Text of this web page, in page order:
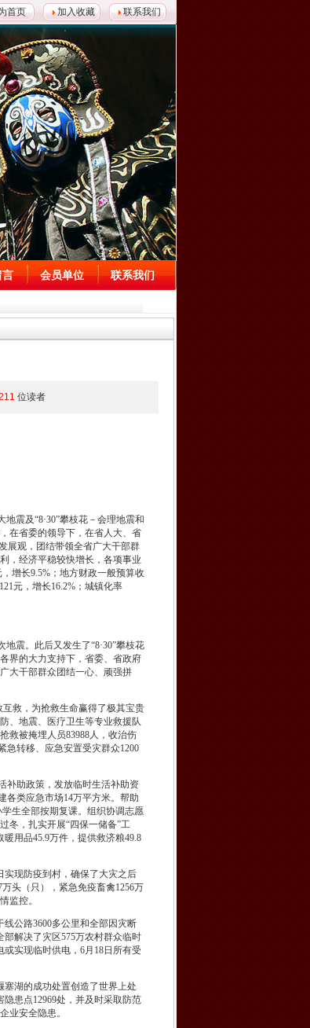
首页 加入收藏 联系我们
会员单位 联系我们
位读者
震及“8·30”攀枝花－会理地震和
在省委的领导下，在省人大、省
展观，团结带领全省广大干部群
，经济平稳较快增长，各项事业
增长9.5%；地方财政一般预算收
元，增长16.2%；城镇化率
震。此后又发生了“8·30”攀枝花
界的大力支持下，省委、省政府
大干部群众团结一心、顽强拼
救，为抢救生命赢得了极其宝贵
、地震、医疗卫生等专业救援队
救被掩埋人员83988人，收治伤
急转移、应急安置受灾群众1200
助政策，发放临时生活补助资
各类应急市场14万平方米。帮助
生全部按期复课。组织协调志愿
冬，扎实开展“四保一储备”工
用品45.9万件，提供救济粮49.8
现防疫到村，确保了大灾之后
头（只），紧急免疫畜禽1256万
监控。
公路3600多公里和全部因灾断
解决了灾区575万农村群众临时
实现临时供电，6月18日所有受
湖的成功处置创造了世界上处
患点12969处，并及时采取防范
业安全隐患。